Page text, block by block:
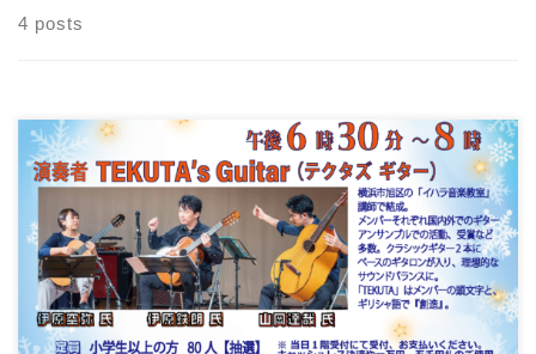
4 posts
みなさま、寒い日もでてきましたが、体調はいかがでしょうか？
イハラ音楽教室では、今日、クラシックギタ […]